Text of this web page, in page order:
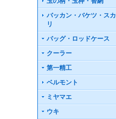
バッカン・バケツ・スカ
リ
バッグ・ロッドケース
クーラー
第一精工
ベルモント
ミヤマエ
ウキ